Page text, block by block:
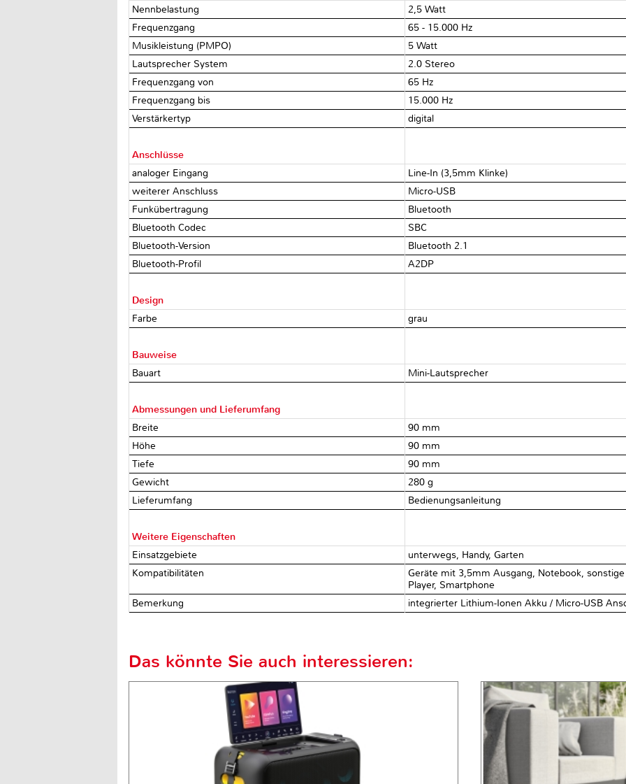
Nennbelastung
2,5 Watt
Frequenzgang
65 - 15.000 Hz
Musikleistung (PMPO)
5 Watt
Lautsprecher System
2.0 Stereo
Frequenzgang von
65 Hz
Frequenzgang bis
15.000 Hz
Verstärkertyp
digital
Anschlüsse
analoger Eingang
Line-In (3,5mm Klinke)
weiterer Anschluss
Micro-USB
Funkübertragung
Bluetooth
Bluetooth Codec
SBC
Bluetooth-Version
Bluetooth 2.1
Bluetooth-Profil
A2DP
Design
Farbe
grau
Bauweise
Bauart
Mini-Lautsprecher
Abmessungen und Lieferumfang
Breite
90 mm
Höhe
90 mm
Tiefe
90 mm
Gewicht
280 g
Lieferumfang
Bedienungsanleitung
Weitere Eigenschaften
Einsatzgebiete
unterwegs, Handy, Garten
Kompatibilitäten
Geräte mit 3,5mm Ausgang, Notebook,
Player, Smartphone
Bemerkung
integrierter Lithium-Ionen Akku / Micro-USB
Das könnte Sie auch interessieren: